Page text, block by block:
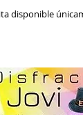
disponible